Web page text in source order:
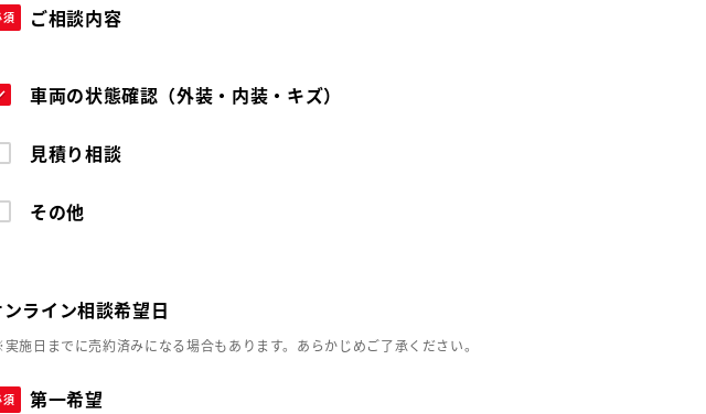
須 ご相談内容
車両の状態確認（外装・内装・キズ）
見積り相談
その他
ンライン相談希望日
施日までに売約済みになる場合もあります。あらかじめご了承ください。
須 第一希望